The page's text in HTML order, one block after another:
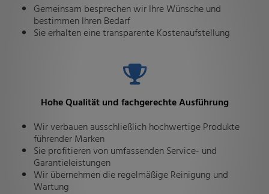
Gemeinsam besprechen wir Ihre Wünsche und
bestimmen Ihren Bedarf
Sie erhalten eine transparente Kostenaufstellung
Hohe Qualität und fachgerechte Ausführung
Wir verbauen ausschließlich hochwertige Produkte
führender Marken
Sie profitieren von umfassenden Service- und
Garantieleistungen
Wir übernehmen die regelmäßige Reinigung und
Wartung